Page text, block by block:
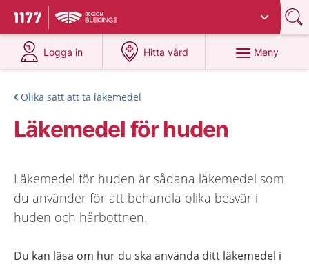
Till startsidan för 1177
Du har valt region
Logga in
på 1177.se
Hitta vård
på 1177.se
Meny
Olika sätt att ta läkemedel
Läkemedel för huden
Läkemedel för huden är sådana läkemedel som
du använder för att behandla olika besvär i
huden och hårbottnen.
Du kan läsa om hur du ska använda ditt läkemedel i